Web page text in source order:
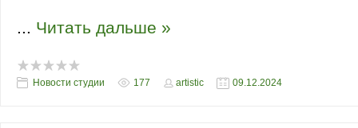
... Читать дальше »
Новости студии 177 artistic 09.12.2024